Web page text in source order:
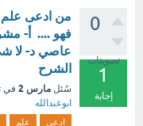
0
تصويتات
1
إجابة
من ادعى
فهو .... أ-
عاصي د- لا
الشرح
سُئل مارس 2 في
ابوعبدالله
ادعى علم